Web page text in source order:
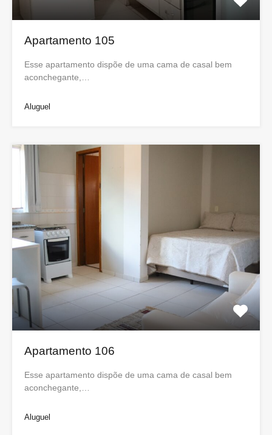
Apartamento 105
Esse apartamento dispõe de uma cama de casal bem
aconchegante,…
Aluguel
Apartamento 106
Esse apartamento dispõe de uma cama de casal bem
aconchegante,…
Aluguel